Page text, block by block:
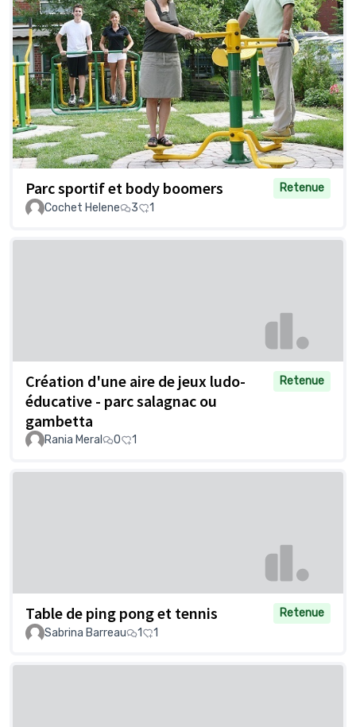
Parc sportif et body boomers
Retenue
Cochet Helene
3 1
Création d'une aire de jeux ludo-
éducative - parc salagnac ou
gambetta
Retenue
Rania Meral 0 1
Table de ping pong et tennis
Retenue
Sabrina Barreau
1 1